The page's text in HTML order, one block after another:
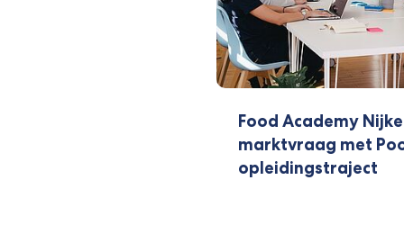
Food Academy
marktvraag met
opleidingstraject